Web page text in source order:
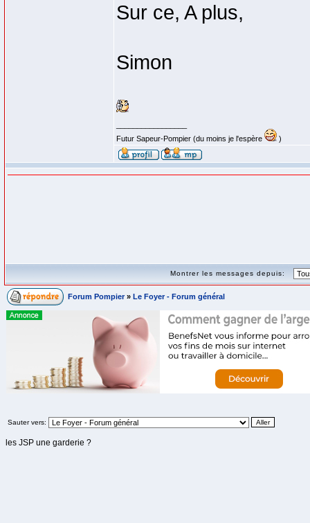
Sur ce, A plus,
Simon
Futur Sapeur-Pompier (du moins je l'espère
)
Montrer les messages depuis:
Forum Pompier » Le Foyer - Forum général
Sauter vers:
les JSP une garderie ?